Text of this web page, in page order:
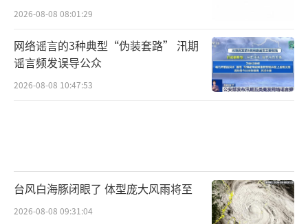
2026-08-08 08:01:29
网络谣言的3种典型“伪装套路” 汛期
谣言频发误导公众
2026-08-08 10:47:53
台风白海豚闭眼了 体型庞大风雨将至
2026-08-08 09:31:04